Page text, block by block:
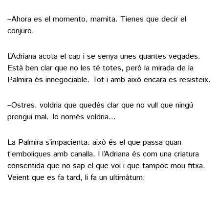
–Ahora es el momento, mamita. Tienes que decir el
conjuro.
L’Adriana acota el cap i se senya unes quantes vegades.
Està ben clar que no les té totes, però la mirada de la
Palmira és innegociable. Tot i amb això encara es resisteix.
–Ostres, voldria que quedés clar que no vull que ningú
prengui mal. Jo només voldria…
La Palmira s’impacienta: això és el que passa quan
t’emboliques amb canalla. I l’Adriana és com una criatura
consentida que no sap el que vol i que tampoc mou fitxa.
Veient que es fa tard, li fa un ultimàtum: